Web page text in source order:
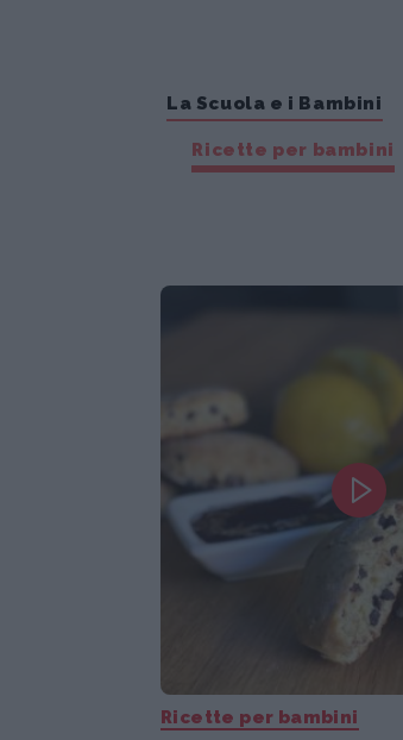
La Scuola e i Bambini
Ricette per bambini
Ricette per bambini